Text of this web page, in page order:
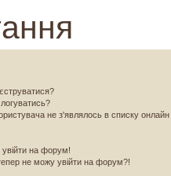
не з'являлось в списку онлайн
на форум!
не можу увійти на форум?!